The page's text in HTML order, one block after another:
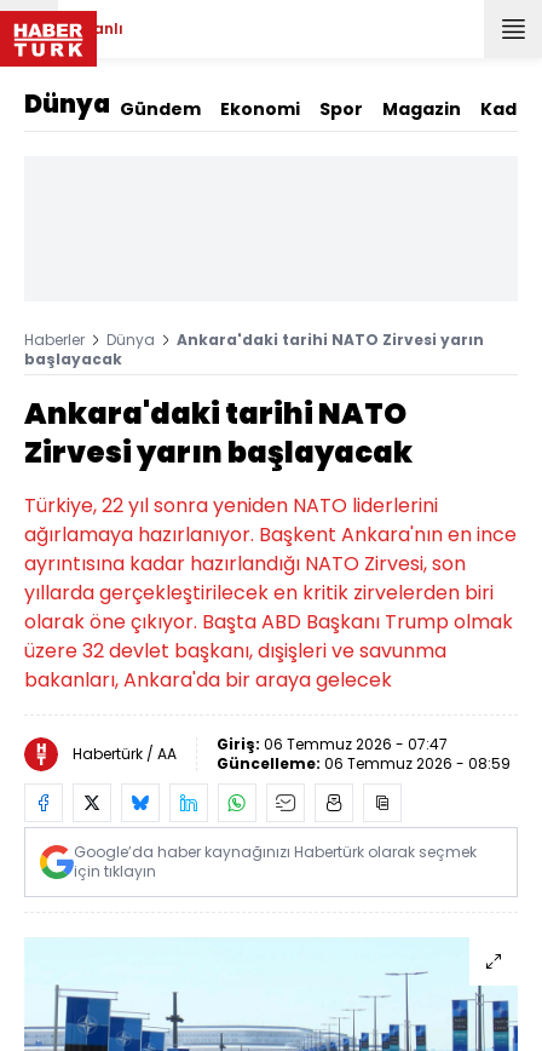
Canlı
Dünya Gündem Ekonomi Spor Magazin Kadın
Haberler Dünya
Ankara'daki tarihi NATO Zirvesi yarın
başlayacak
Ankara'daki tarihi NATO
Zirvesi yarın başlayacak
Türkiye, 22 yıl sonra yeniden NATO liderlerini
ağırlamaya hazırlanıyor. Başkent Ankara'nın en ince
ayrıntısına kadar hazırlandığı NATO Zirvesi, son
yıllarda gerçekleştirilecek en kritik zirvelerden biri
olarak öne çıkıyor. Başta ABD Başkanı Trump olmak
üzere 32 devlet başkanı, dışişleri ve savunma
bakanları, Ankara'da bir araya gelecek
Habertürk / AA Giriş: 06 Temmuz 2026 - 07:47
Güncelleme: 06 Temmuz 2026 - 08:59
Google’da haber kaynağınızı Habertürk olarak seçmek
için tıklayın